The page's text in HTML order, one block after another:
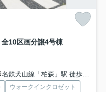
10区画分譲4号棟
名鉄犬山線「柏森」駅 徒歩30分車6分 2.6km
ウォークインクロゼット